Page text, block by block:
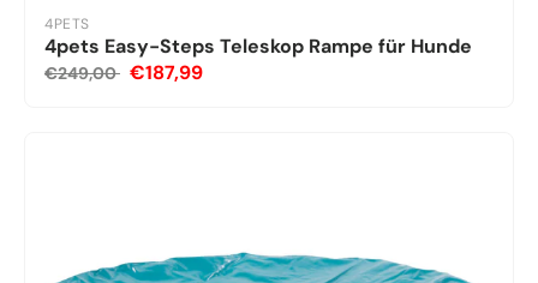
4PETS
4pets Easy-Steps Teleskop Rampe für Hunde
€249,00 €187,99